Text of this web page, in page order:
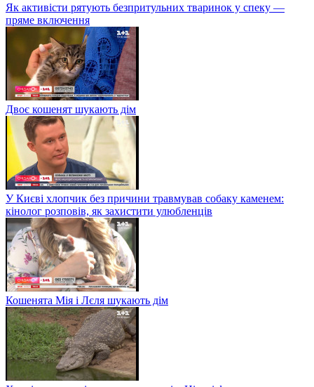
Як активісти рятують безпритульних тваринок у спеку —
пряме включення
Двоє кошенят шукають дім
У Києві хлопчик без причини травмував собаку каменем:
кінолог розповів, як захистити улюбленців
Кошенята Мія і Лєля шукають дім